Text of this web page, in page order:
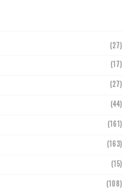
(27)
(17)
(27)
(44)
(161)
(163)
(15)
(108)